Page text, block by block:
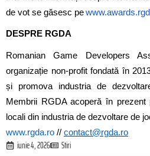
de vot se găsesc pe
DESPRE RGDA
Romanian Game Developers
organizație non-profit fondată în
și promova industria de
Membrii RGDA acoperă în prezent
locali din industria de dezvoltare de
www.rgda.ro // contact@rgda.ro
iunie 4, 2026 Stiri